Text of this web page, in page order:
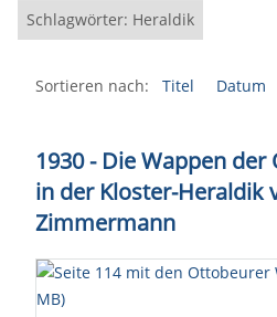
Schlagwörter: Heraldik
Sortieren nach: Titel Datum
1930 - Die Wappen
in der Kloster-Heraldik
Zimmermann